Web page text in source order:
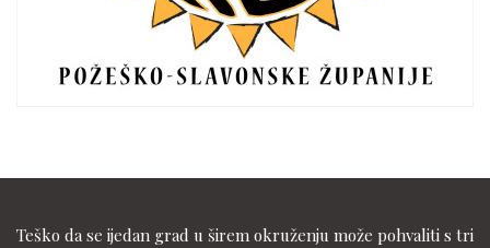
Teško da se ijedan grad u širem okruženju može pohvaliti s tri